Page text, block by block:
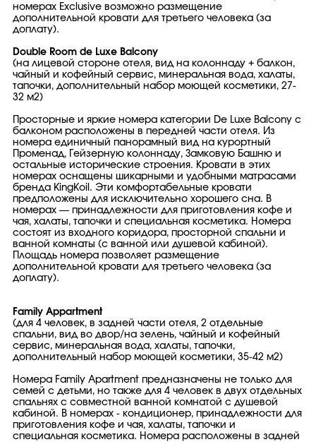
номерах Exclusive возможно размещение
дополнительной кровати для третьего человека (за
доплату).
Double Room de Luxe Balcony
(на лицевой стороне отеля, вид на колоннаду + балкон,
чайный и кофейный сервис, минеральная вода, халаты,
тапочки, дополнительный набор моющей косметики, 27-
32 м2)
Просторные и яркие номера категории De Luxe Balcony с
балконом расположены в передней части отеля. Из
номера единичный панорамный вид на курортный
Променад, Гейзерную колоннаду, Замковую Башню и
остальные исторические строения. Кровати в этих
номерах оснащены шикарными и удобными матрасами
бренда KingKoil. Эти комфортабeльные кровати
предположены для исключительно хорошего сна. В
номерах — принадлежности для приготовления кофе и
чая, халаты, тапочки и специальная косметика. Номера
состоят из входного коридора, просторной спальни и
ванной комнаты (с ванной или душевой кабиной).
Площадь номера позволяет размещение
дополнительной кровати для третьего человека (за
доплату).
Family Appartment
(для 4 человек, в задней части отеля, 2 отдельные
спальни, вид во двор/на зелень, чайный и кофейный
сервис, минеральная вода, халаты, тапочки,
дополнительный набор моющей косметики, 35-42 м2)
Номера Family Apartment предназначены не только для
семей с детьми, но также для 4 человек в двух отдельных
спальнях с совместной ванной комнатой с душевой
кабиной. В номерах - кондиционер, принадлежности для
приготовления кофе и чая, халаты, тапочки и
специальная косметика. Номера расположены в задней